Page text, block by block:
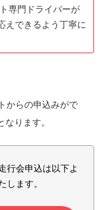
専門ドライバーが
えできるよう丁寧に
からの申込みがで
なります。
行会申込は以下よ
します。